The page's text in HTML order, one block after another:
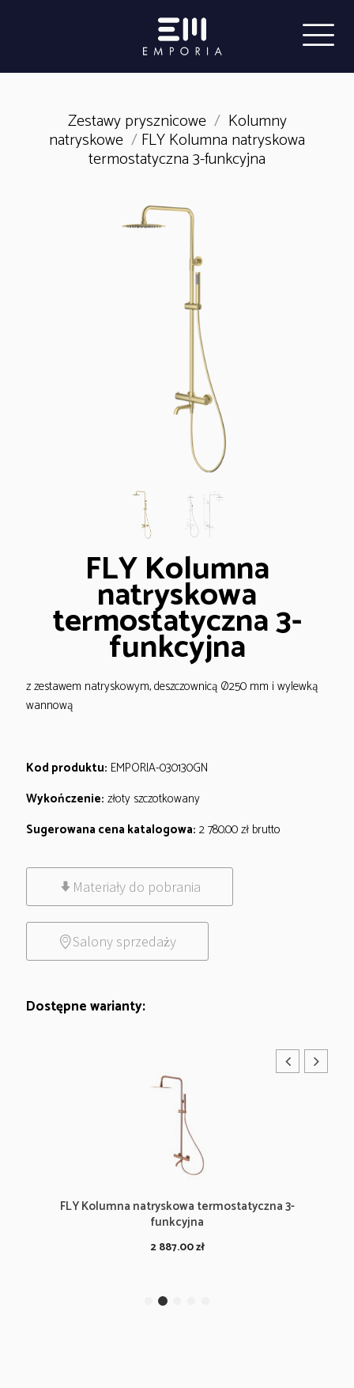
Zestawy prysznicowe / Kolumny
natryskowe /FLY Kolumna natryskowa
termostatyczna 3-funkcyjna
FLY Kolumna
natryskowa
termostatyczna 3-
funkcyjna
z zestawem natryskowym, deszczownicą Ø250 mm i wylewką
wannową
Kod produktu: EMPORIA-030130GN
Wykończenie: złoty szczotkowany
Sugerowana cena katalogowa: 2 780.00zł brutto
Materiały do pobrania
Salony sprzedaży
Dostępne warianty:
FLY Kolumna natryskowa termostatyczna 3-
funkcyjna
2 887.00zł